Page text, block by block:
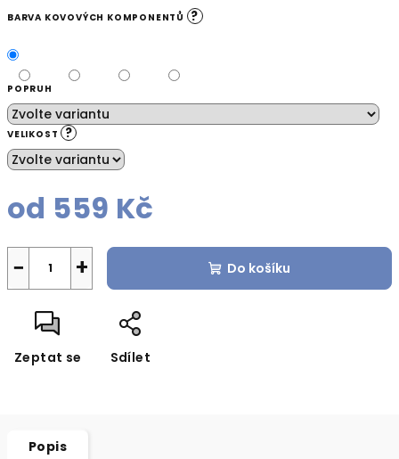
BARVA KOVOVÝCH KOMPONENTŮ ?
POPRUH
VELIKOST ?
od 559 Kč
+
− Do košíku
Zeptat se Sdílet
Popis